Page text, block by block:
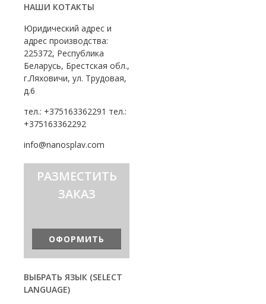
НАШИ КОТАКТЫ
Юридический адрес и
адрес производства:
225372, Республика
Беларусь, Брестская обл.,
г.Ляховичи, ул. Трудовая,
д.6
тел.: +375163362291 тел.:
+375163362292
info@nanosplav.com
РАЗМЕСТИТЬ
ЗАКАЗ
ОФОРМИТЬ
ВЫБРАТЬ ЯЗЫК (SELECT
LANGUAGE)